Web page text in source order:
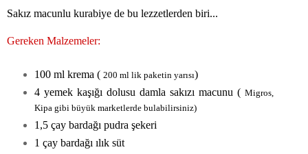
Sakız macunlu kurabiye de bu lezzetlerden biri...
Gereken Malzemeler:
100 ml krema ( 200 ml lik paketin yarısı)
4 yemek kaşığı dolusu damla sakızı macunu (Migros,
Kipa gibi büyük marketlerde bulabilirsiniz)
1,5 çay bardağı pudra şekeri
1 çay bardağı ılık süt